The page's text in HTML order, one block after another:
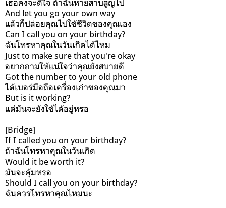
เธอคงจะดีใจ ถ้าฉันหายสาบสูญไป
And let you go your own way
แล้วก็ปล่อยคุณไปใช้ชีวิตของคุณเอง
Can I call you on your birthday?
ฉันโทรหาคุณในวันเกิดได้ไหม
Just to make sure that you're okay
อยากถามให้แน่ใจว่าคุณยังสบายดี
Got the number to your old phone
ได้เบอร์มือถือเครื่องเก่าของคุณมา
But is it working?
แต่มันจะยังใช้ได้อยู่หรอ
[Bridge]
If I called you on your birthday?
ถ้าฉันโทรหาคุณในวันเกิด
Would it be worth it?
มันจะคุ้มหรอ
Should I call you on your birthday?
ฉันควรโทรหาคุณไหมนะ